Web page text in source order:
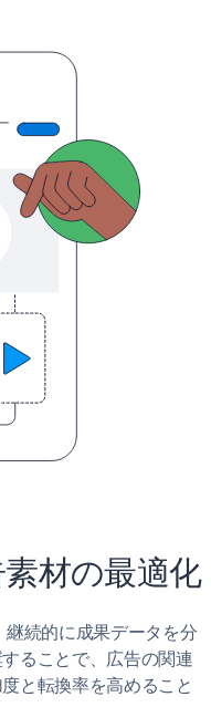
材の最適化
続的に成果データを分
ることで、広告の関連
と転換率を高めること